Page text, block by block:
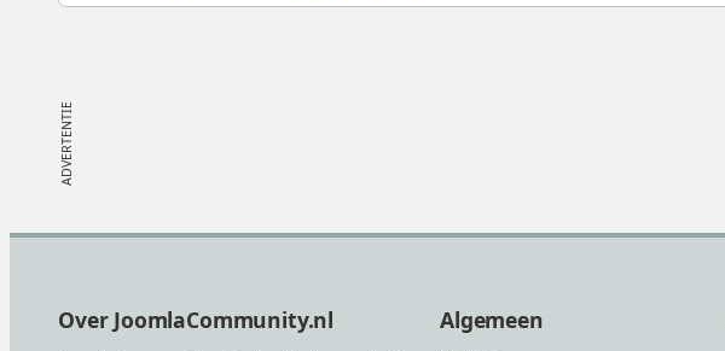
Over JoomlaCommunity.nl Algemeen